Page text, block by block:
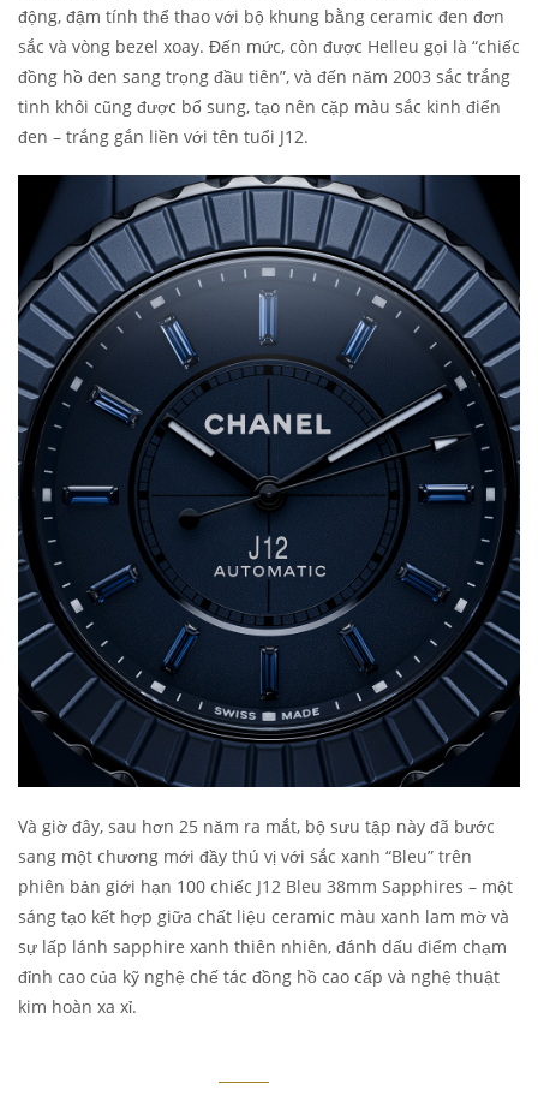
động, đậm tính thể thao với bộ khung bằng ceramic đen đơn
sắc và vòng bezel xoay. Đến mức, còn được Helleu gọi là “chiếc
đồng hồ đen sang trọng đầu tiên”, và đến năm 2003 sắc trắng
tinh khôi cũng được bổ sung, tạo nên cặp màu sắc kinh điển
đen – trắng gắn liền với tên tuổi J12.
Và giờ đây, sau hơn 25 năm ra mắt, bộ sưu tập này đã bước
sang một chương mới đầy thú vị với sắc xanh “Bleu” trên
phiên bản giới hạn 100 chiếc J12 Bleu 38mm Sapphires – một
sáng tạo kết hợp giữa chất liệu ceramic màu xanh lam mờ và
sự lấp lánh sapphire xanh thiên nhiên, đánh dấu điểm chạm
đỉnh cao của kỹ nghệ chế tác đồng hồ cao cấp và nghệ thuật
kim hoàn xa xỉ.